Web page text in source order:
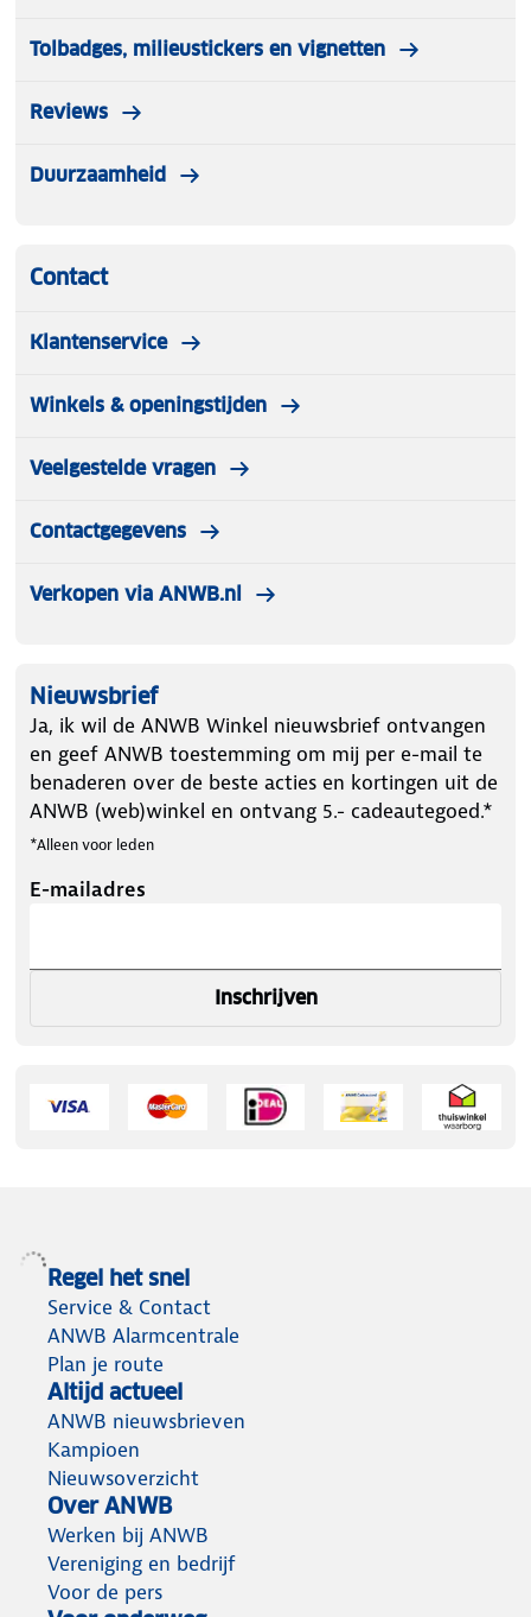
Tolbadges, milieustickers en vignetten
Reviews
Duurzaamheid
Contact
Klantenservice
Winkels & openingstijden
Veelgestelde vragen
Contactgegevens
Verkopen via ANWB.nl
Nieuwsbrief
Ja, ik wil de ANWB Winkel nieuwsbrief ontvangen
en geef ANWB toestemming om mij per e-mail te
benaderen over de beste acties en kortingen uit de
ANWB (web)winkel en ontvang 5.- cadeautegoed.*
*Alleen voor leden
E-mailadres
Inschrijven
Regel het snel
Service & Contact
ANWB Alarmcentrale
Plan je route
Altijd actueel
ANWB nieuwsbrieven
Kampioen
Nieuwsoverzicht
Over ANWB
Werken bij ANWB
Vereniging en bedrijf
Voor de pers